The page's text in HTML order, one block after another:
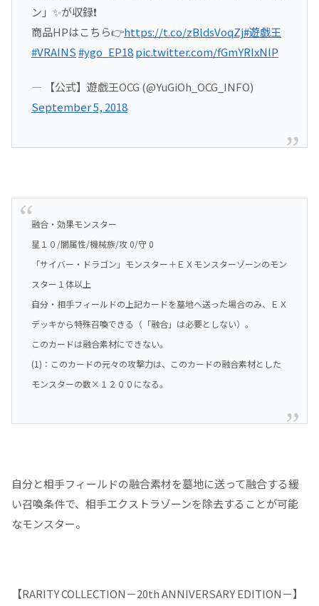
ン」✨が収録❗️
商品HPはこちら👉https://t.co/zBldsVoqZj#遊戯王
#VRAINS#ygo_EP18pic.twitter.com/fGmYRIxNlP
— 【公式】遊戯王OCG (@YuGiOh_OCG_INFO)
September 5, 2018
融合・効果モンスター
星１０/闇属性/機械族/攻 0/守 0
「サイバー・ドラゴン」モンスター＋ＥＸモンスターゾーンのモン
スター１体以上
自分・相手フィールドの上記カードを墓地へ送った場合のみ、ＥＸ
デッキから特殊召喚できる（「融合」は必要としない）。
このカードは融合素材にできない。
(1)：このカードの元々の攻撃力は、このカードの融合素材とした
モンスターの数×１２００になる。
自分と相手フィールドの融合素材を墓地に送って融合する緩
い召喚条件で、相手エクストラゾーンを除去することが可能
なモンスター。
【RARITY COLLECTION－20th ANNIVERSARY EDITION－】